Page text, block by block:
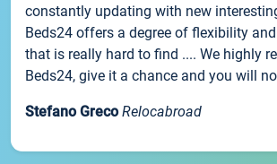
constantly updating with new
Beds24 offers a degree of flexibility
that is really hard to find .... We highly
Beds24, give it a chance and you will
Stefano Greco Relocabroad